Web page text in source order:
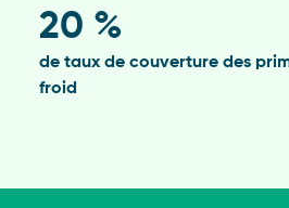
20 %
de taux de couverture des
froid